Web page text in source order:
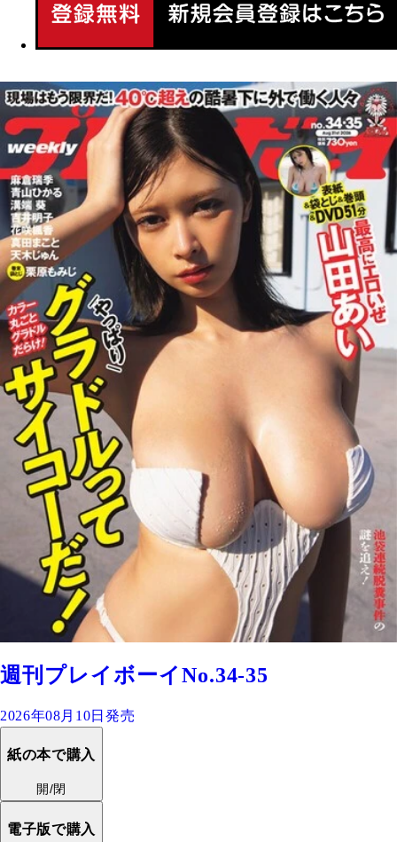
週刊プレイボーイNo.34-35
2026年08月10日発売
紙の本で購入
開/閉
電子版で購入